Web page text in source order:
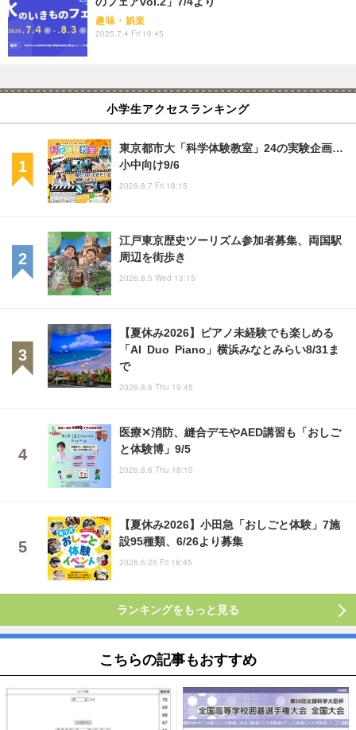
趣味・娯楽
2025.7.4 Fri 19:45
小学生アクセスランキング
東京都市大「科学体験教室」24の実験企画…
小中向け9/6
2026.8.7 Fri 18:15
江戸東京歴史ツーリズム参加者募集、両国駅
周辺を街歩き
2026.8.5 Wed 13:15
【夏休み2026】ピアノ未経験でも楽しめる
「AI Duo Piano」横浜みなとみらい8/31ま
で
2026.8.6 Thu 19:45
医療✕消防、縫合デモやAED講習も「おしご
と体験博」9/5
2026.8.6 Thu 18:15
【夏休み2026】小田急「おしごと体験」7施
設95種類、6/26より募集
2026.6.26 Fri 18:45
ランキングをもっと見る
こちらの記事もおすすめ